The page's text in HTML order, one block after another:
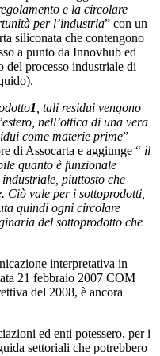
e la circolare
per l’industria” con un
siliconata che contengono
a punto da Innovhub ed
del processo industriale di
1 , tali residui vengono
nell’ottica di una vera
come materie prime”
di Assocarta e aggiunge “ il
quanto è funzionale
piuttosto che
Ciò vale per i sottoprodotti,
quindi ogni circolare
del sottoprodotto che
interpretativa in
21 febbraio 2007 COM
del 2008, è ancora
ed enti potessero, per i
settoriali che potrebbero